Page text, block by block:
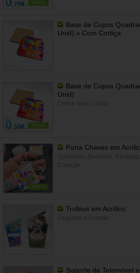
NOVO
Base de Copos
Unid) » Com Cortiça
NOVO
Base de Copos
Unid)
NOVO
Porta Chaves em
Troféus em Acrílico
Suporte de Telemóvel